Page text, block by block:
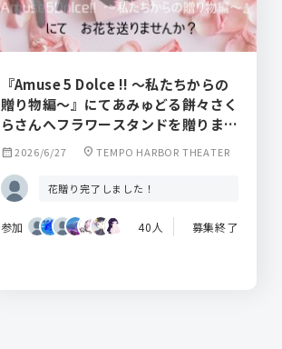
『Amuse 5 Dolce !! ～私たちからの
贈り物編～』にてあみゅどる餅々さく
らさんへフラワースタンドを贈りませ
んか？
calendar_month2026/6/27 location_on TEMPO HARBOR THEATER
花贈り完了しました！
参加 40人 募集終了